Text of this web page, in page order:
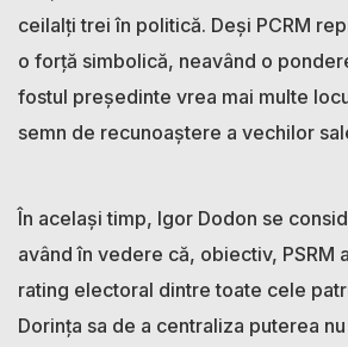
ceilalți trei în politică. Deși PCRM
o forță simbolică, neavând o
fostul președinte vrea mai multe
semn de recunoaștere a vechilor
În același timp, Igor Dodon se
având în vedere că, obiectiv, PSRM
rating electoral dintre toate cele
Dorința sa de a centraliza puterea